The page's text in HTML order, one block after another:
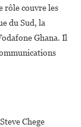
rôle couvre les
du Sud, la
Ghana. Il
Chege